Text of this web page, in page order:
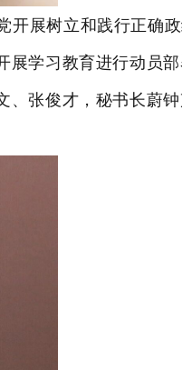
开展树立和践行正确
展学习教育进行动员
张俊才，秘书长蔚钟